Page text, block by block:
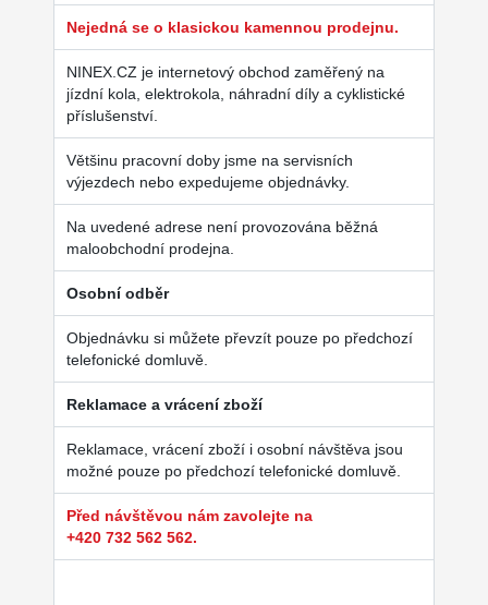
Nejedná se o klasickou kamennou prodejnu.
NINEX.CZ je internetový obchod zaměřený na
jízdní kola, elektrokola, náhradní díly a cyklistické
příslušenství.
Většinu pracovní doby jsme na servisních
výjezdech nebo expedujeme objednávky.
Na uvedené adrese není provozována běžná
maloobchodní prodejna.
Osobní odběr
Objednávku si můžete převzít pouze po předchozí
telefonické domluvě.
Reklamace a vrácení zboží
Reklamace, vrácení zboží i osobní návštěva jsou
možné pouze po předchozí telefonické domluvě.
Před návštěvou nám zavolejte na
+420 732 562 562.